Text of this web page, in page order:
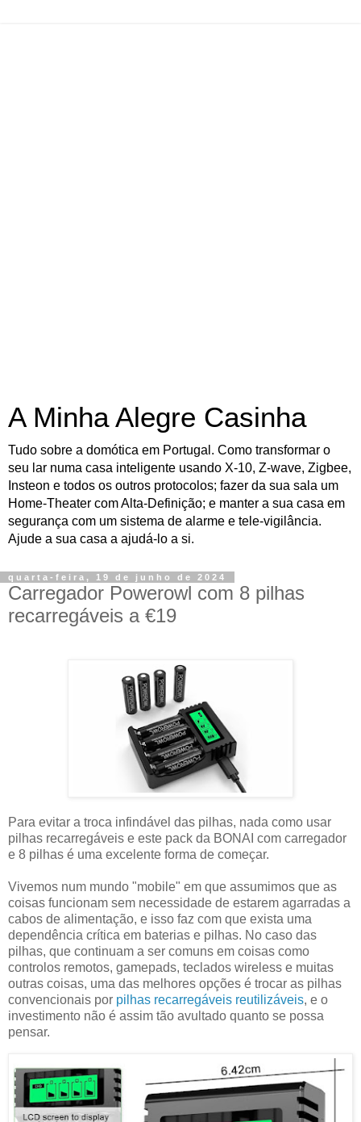
A Minha Alegre Casinha
Tudo sobre a domótica em Portugal. Como transformar o
seu lar numa casa inteligente usando X-10, Z-wave, Zigbee,
Insteon e todos os outros protocolos; fazer da sua sala um
Home-Theater com Alta-Definição; e manter a sua casa em
segurança com um sistema de alarme e tele-vigilância.
Ajude a sua casa a ajudá-lo a si.
quarta-feira, 19 de junho de 2024
Carregador Powerowl com 8 pilhas
recarregáveis a €19
Para evitar a troca infindável das pilhas, nada como usar
pilhas recarregáveis e este pack da BONAI com carregador
e 8 pilhas é uma excelente forma de começar.
Vivemos num mundo "mobile" em que assumimos que as
coisas funcionam sem necessidade de estarem agarradas a
cabos de alimentação, e isso faz com que exista uma
dependência crítica em baterias e pilhas. No caso das
pilhas, que continuam a ser comuns em coisas como
controlos remotos, gamepads, teclados wireless e muitas
outras coisas, uma das melhores opções é trocar as pilhas
convencionais por pilhas recarregáveis reutilizáveis, e o
investimento não é assim tão avultado quanto se possa
pensar.